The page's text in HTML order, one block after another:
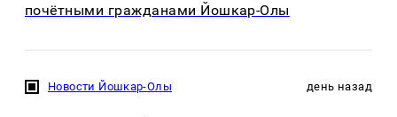
почётными гражданами Йошкар-Олы
Новости Йошкар-Олы день назад